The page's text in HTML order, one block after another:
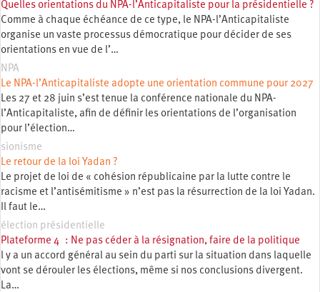
Quelles orientations du NPA-l’Anticapitaliste pour la présidentielle ?
Comme à chaque échéance de ce type, le NPA-l’Anticapitaliste
organise un vaste processus démocratique pour décider de ses
orientations en vue de l’…
NPA
Le NPA-l’Anticapitaliste adopte une orientation commune pour 2027
Les 27 et 28 juin s’est tenue la conférence nationale du NPA-
l’Anticapitaliste, afin de définir les orientations de l’organisation
pour l’élection…
sionisme
Le retour de la loi Yadan ?
Le projet de loi de « cohésion républicaine par la lutte contre le
racisme et l’antisémitisme » n’est pas la résurrection de la loi Yadan.
Il faut le…
élection présidentielle
Plateforme 4 : Ne pas céder à la résignation, faire de la politique
l y a un accord général au sein du parti sur la situation dans laquelle
vont se dérouler les élections, même si nos conclusions divergent.
La…